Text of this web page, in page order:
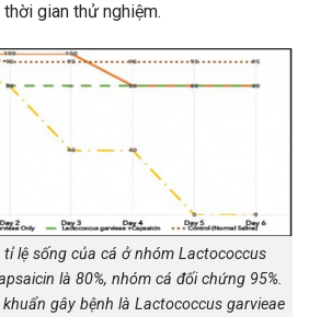
gian thử nghiệm.
lệ sống của cá ở nhóm Lactococcus
là 80%, nhóm cá đối chứng 95%.
gây bệnh là Lactococcus garvieae